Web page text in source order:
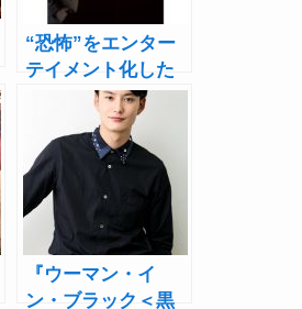
“恐怖”をエンター
テイメント化した
舞台『ウーマン・
イン・ブラック』
向井理、勝村政信
で8度目の日本上演
へ
『ウーマン・イ
ン・ブラック＜黒